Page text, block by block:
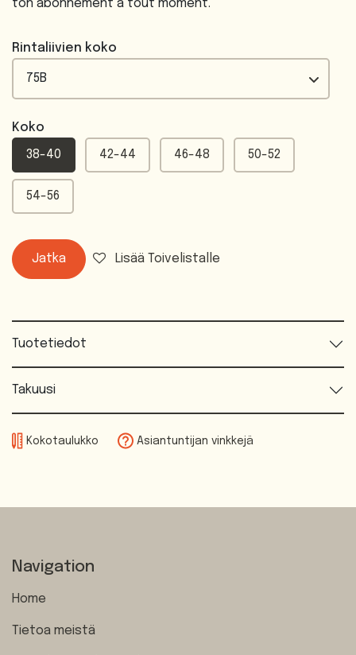
ton abonnement à tout moment.
Rintaliivien koko
Koko
38-40
42-44 46-48 50-52
54-56
Jatka Lisää Toivelistalle
Tuotetiedot
Takuusi
Kokotaulukko Asiantuntijan vinkkejä
Navigation
Home
Tietoa meistä